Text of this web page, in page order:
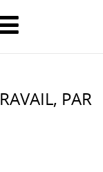
PAR